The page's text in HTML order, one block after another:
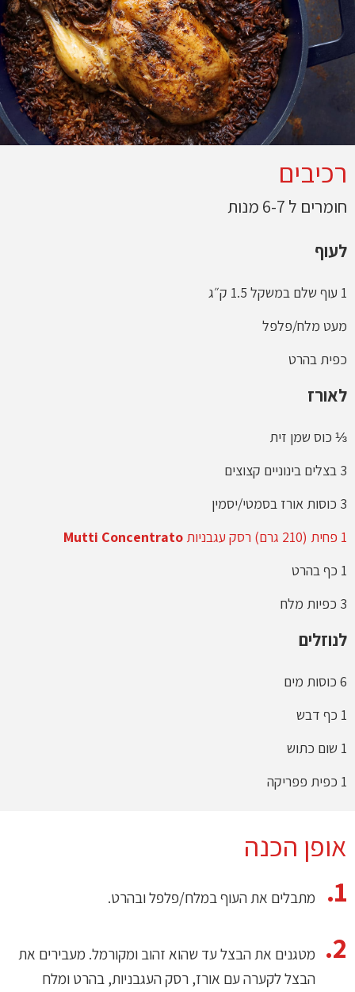
רכיבים
חומרים ל 6-7 מנות
לעוף
1 עוף שלם במשקל 1.5 ק״ג
מעט מלח/פלפל
כפית בהרט
לאורז
⅓ כוס שמן זית
3 בצלים בינוניים קצוצים
3 כוסות אורז בסמטי/יסמין
1 פחית (210 גרם) רסק עגבניות
Mutti Concentrato
1 כף בהרט
3 כפיות מלח
לנוזלים
6 כוסות מים
1 כף דבש
1 שום כתוש
1 כפית פפריקה
אופן הכנה
מתבלים את העוף במלח/פלפל ובהרט.
מטגנים את הבצל עד שהוא זהוב ומקורמל. מעבירים את
הבצל לקערה עם אורז, רסק העגבניות, בהרט ומלח